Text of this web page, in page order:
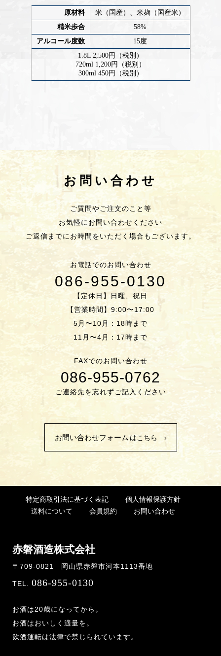
原材料
米（国産）、米麹（国産米）
精米歩合
58%
アルコール度数
15度
1.8L 2,500円（税別）
720ml 1,200円（税別）
300ml 450円（税別）
お問い合わせ
ご質問やご注文のこと等
お気軽にお問い合わせください
ご返信までにお時間をいただく場合もございます。
お電話でのお問い合わせ
086-955-0130
【定休日】日曜、祝日
【営業時間】9:00〜17:00
5月〜10月：18時まで
11月〜4月：17時まで
FAXでのお問い合わせ
086-955-0762
ご連絡先を忘れずご記入ください
お問い合わせフォーム はこちら ›
特定商取引法に基づく表記
個人情報保護方針
送料について
会員規約 お問い合わせ
赤磐酒造株式会社
〒709-0821 岡山県赤磐市河本1113番地
TEL. 086-955-0130
お酒は20歳になってから。
お酒はおいしく適量を。
飲酒運転は法律で禁じられています。